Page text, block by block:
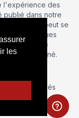
les
l'expérience des
publié dans notre
ne peut se
Les techniques
quelconque
ou d'un soigné.
droits réservés